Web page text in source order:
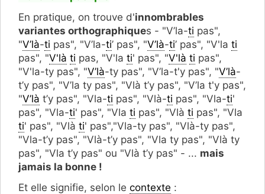
En pratique, on trouve d'innombrables
variantes orthographiques - "V’la-ti pas",
"V’là-ti pas", "V’la-ti’ pas", "V’là-ti’ pas", "V'la ti
pas", "V'là ti pas, "V'la ti' pas", "V'là ti pas",
"V'la-ty pas", "V’là-ty pas", "V’la-t'y pas", "V’là-
t’y pas", "V’la ty pas", "Vlà t’y pas", "V’la t'y pas",
"V’là t’y pas", "Vla-ti pas", "Vlà-ti pas", "Vla-ti'
pas", "Vla-ti' pas", "Vla ti pas", "Vlà ti pas", "Vla
ti' pas", "Vlà ti' pas","Vla-ty pas", "Vlà-ty pas",
"Vla-t’y pas", "Vlà-t’y pas", "Vla ty pas", "Vlà ty
pas", "Vla t’y pas" ou "Vlà t’y pas" - ... mais
jamais la bonne !
Et elle signifie, selon le contexte :